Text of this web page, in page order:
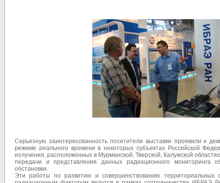
Серьезную заинтересованность посетители выставки проявили к
режиме реального времени в некоторых субъектах Российской
излучения, расположенных в Мурманской, Тверской, Калужской
передачи и представления данных радиационного мониторинга
обстановки.
Эти работы по развитию и совершенствованию территориальных